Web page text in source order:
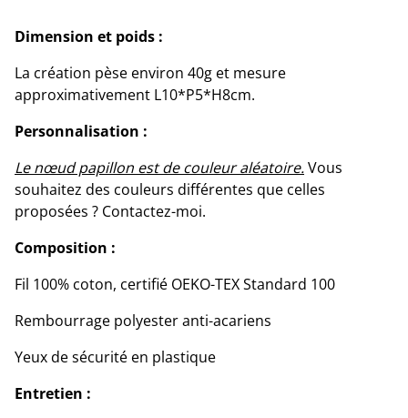
Dimension et poids :
La création pèse environ 40g et mesure
approximativement L10*P5*H8cm.
Personnalisation :
Le nœud papillon est de couleur aléatoire.Vous
souhaitez des couleurs différentes que celles
proposées ? Contactez-moi.
Composition :
Fil 100% coton, certifié OEKO-TEX Standard 100
Rembourrage polyester anti-acariens
Yeux de sécurité en plastique
Entretien :